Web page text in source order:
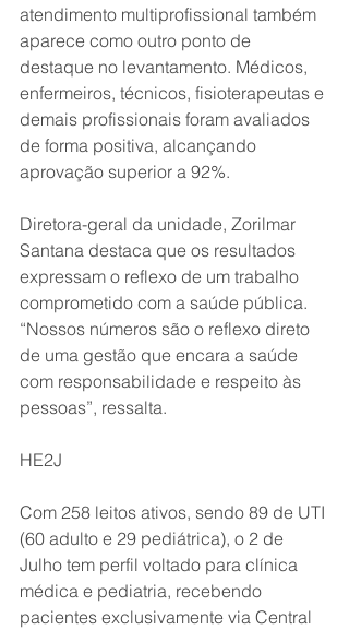
atendimento multiprofissional também
aparece como outro ponto de
destaque no levantamento. Médicos,
enfermeiros, técnicos, fisioterapeutas e
demais profissionais foram avaliados
de forma positiva, alcançando
aprovação superior a 92%.
Diretora-geral da unidade, Zorilmar
Santana destaca que os resultados
expressam o reflexo de um trabalho
comprometido com a saúde pública.
“Nossos números são o reflexo direto
de uma gestão que encara a saúde
com responsabilidade e respeito às
pessoas”, ressalta.
HE2J
Com 258 leitos ativos, sendo 89 de UTI
(60 adulto e 29 pediátrica), o 2 de
Julho tem perfil voltado para clínica
médica e pediatria, recebendo
pacientes exclusivamente via Central